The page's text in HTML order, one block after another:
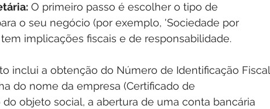
O primeiro passo é escolher o tipo de
o seu negócio (por exemplo, 'Sociedade por
implicações fiscais e de responsabilidade.
inclui a obtenção do Número de Identificação Fiscal
do nome da empresa (Certificado de
objeto social, a abertura de uma conta bancária